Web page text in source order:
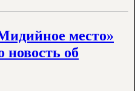
место»
новость об